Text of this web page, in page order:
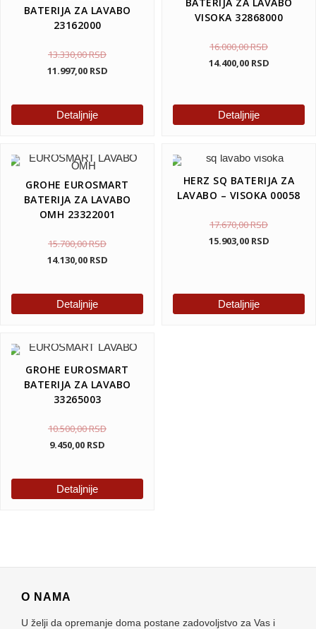
BATERIJA ZA LAVABO
23162000
13.330,00RSD
11.997,00 RSD
Detaljnije
VISOKA 32868000
16.000,00RSD
14.400,00 RSD
Detaljnije
GROHE EUROSMART
BATERIJA ZA LAVABO
OMH 23322001
15.700,00RSD
14.130,00 RSD
Detaljnije
HERZ SQ BATERIJA ZA
LAVABO – VISOKA 00058
17.670,00RSD
15.903,00 RSD
Detaljnije
GROHE EUROSMART
BATERIJA ZA LAVABO
33265003
10.500,00RSD
9.450,00 RSD
Detaljnije
O NAMA
U želji da opremanje doma postane zadovoljstvo za Vas i